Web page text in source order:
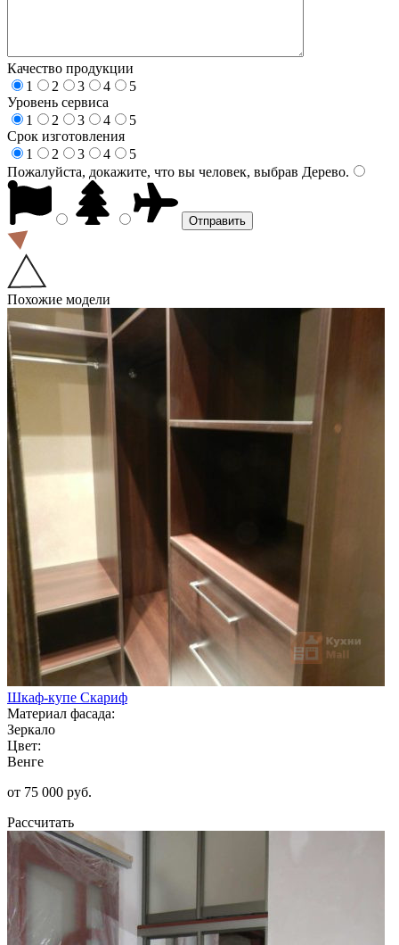
Качество продукции
1
2 3 4
5
Уровень сервиса
1
2 3 4
5
Срок изготовления
1
2 3 4
5
Пожалуйста, докажите, что вы человек, выбрав Дерево.
Похожие модели
Шкаф-купе Скариф
Материал фасада:
Зеркало
Цвет:
Венге
от 75 000 руб.
Рассчитать